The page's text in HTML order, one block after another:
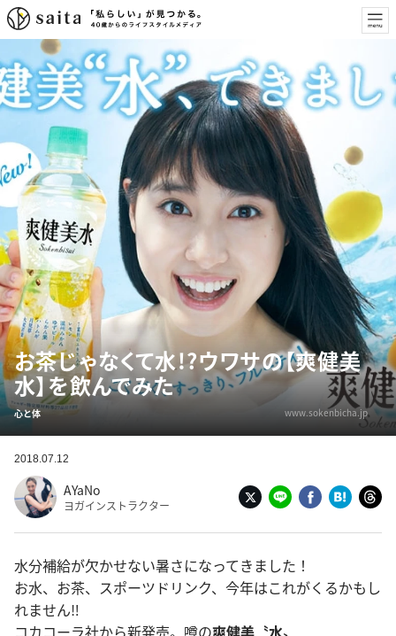
お茶じゃなくて水!?ウワサの【爽健美
水】を飲んでみた
心と体 www.sokenbicha.jp
2018.07.12
AYaNo
ヨガインストラクター
水分補給が欠かせない暑さになってきました！
お水、お茶、スポーツドリンク、今年はこれがくるかもし
れません‼︎
コカコーラ社から新発売。噂の爽健美〝水〟